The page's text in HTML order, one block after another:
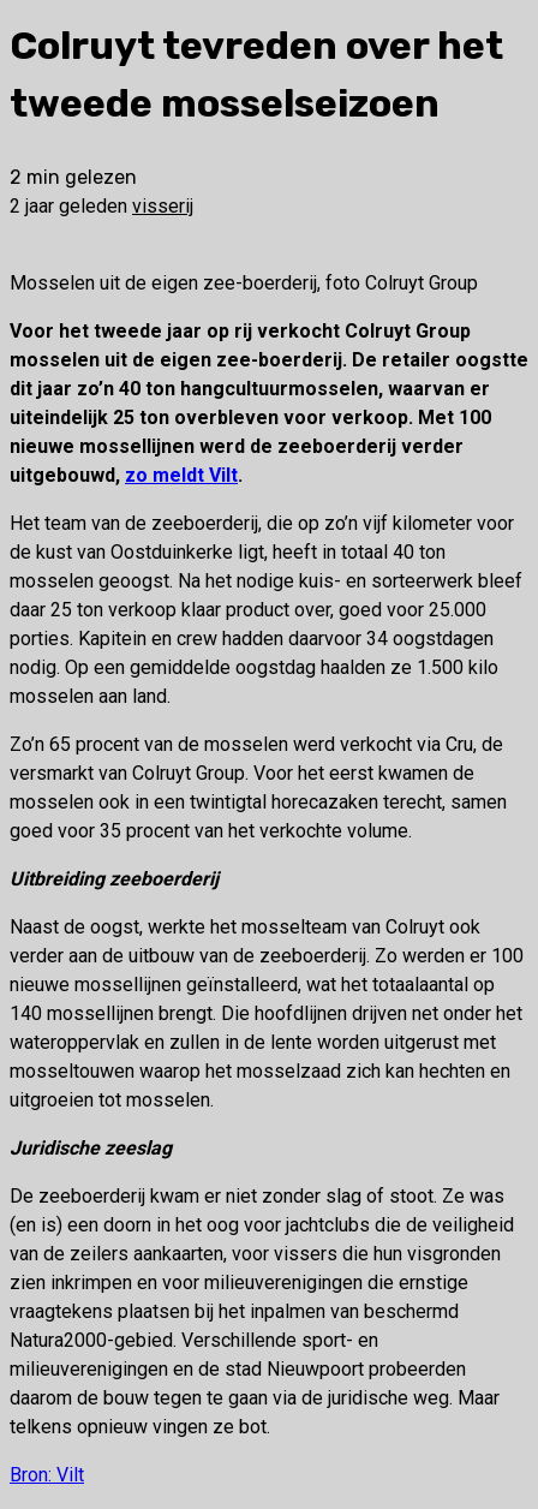
Colruyt tevreden over het
tweede mosselseizoen
2 min gelezen
2 jaar geleden visserij
Mosselen uit de eigen zee-boerderij, foto Colruyt Group
Voor het tweede jaar op rij verkocht Colruyt Group
mosselen uit de eigen zee-boerderij. De retailer oogstte
dit jaar zo’n 40 ton hangcultuurmosselen, waarvan er
uiteindelijk 25 ton overbleven voor verkoop. Met 100
nieuwe mossellijnen werd de zeeboerderij verder
uitgebouwd, zo meldt Vilt.
Het team van de zeeboerderij, die op zo’n vijf kilometer voor
de kust van Oostduinkerke ligt, heeft in totaal 40 ton
mosselen geoogst. Na het nodige kuis- en sorteerwerk bleef
daar 25 ton verkoop klaar product over, goed voor 25.000
porties. Kapitein en crew hadden daarvoor 34 oogstdagen
nodig. Op een gemiddelde oogstdag haalden ze 1.500 kilo
mosselen aan land.
Zo’n 65 procent van de mosselen werd verkocht via Cru, de
versmarkt van Colruyt Group. Voor het eerst kwamen de
mosselen ook in een twintigtal horecazaken terecht, samen
goed voor 35 procent van het verkochte volume.
Uitbreiding zeeboerderij
Naast de oogst, werkte het mosselteam van Colruyt ook
verder aan de uitbouw van de zeeboerderij. Zo werden er 100
nieuwe mossellijnen geïnstalleerd, wat het totaalaantal op
140 mossellijnen brengt. Die hoofdlijnen drijven net onder het
wateroppervlak en zullen in de lente worden uitgerust met
mosseltouwen waarop het mosselzaad zich kan hechten en
uitgroeien tot mosselen.
Juridische zeeslag
De zeeboerderij kwam er niet zonder slag of stoot. Ze was
(en is) een doorn in het oog voor jachtclubs die de veiligheid
van de zeilers aankaarten, voor vissers die hun visgronden
zien inkrimpen en voor milieuverenigingen die ernstige
vraagtekens plaatsen bij het inpalmen van beschermd
Natura2000-gebied. Verschillende sport- en
milieuverenigingen en de stad Nieuwpoort probeerden
daarom de bouw tegen te gaan via de juridische weg. Maar
telkens opnieuw vingen ze bot.
Bron: Vilt